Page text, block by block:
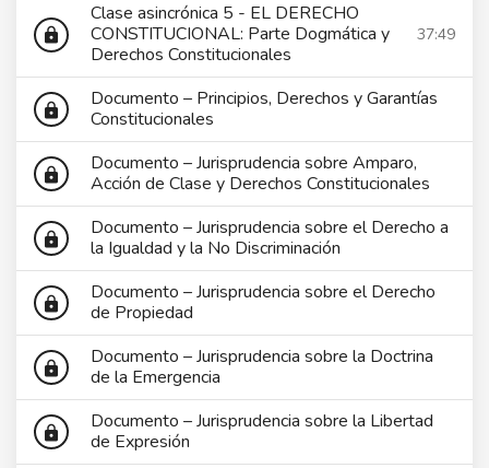
lock
Clase asincrónica 5 - EL DERECHO
CONSTITUCIONAL: Parte Dogmática y
Derechos Constitucionales
37:49
lock
Documento – Principios, Derechos y Garantías
Constitucionales
lock
Documento – Jurisprudencia sobre Amparo,
Acción de Clase y Derechos Constitucionales
lock
Documento – Jurisprudencia sobre el Derecho a
la Igualdad y la No Discriminación
lock
Documento – Jurisprudencia sobre el Derecho
de Propiedad
lock
Documento – Jurisprudencia sobre la Doctrina
de la Emergencia
lock
Documento – Jurisprudencia sobre la Libertad
de Expresión